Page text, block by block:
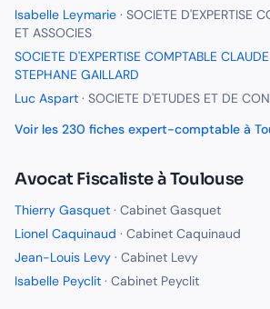
Isabelle Leymarie · SOCIETE D'EXPERTISE
ET ASSOCIES
SOCIETE D'EXPERTISE COMPTABLE
STEPHANE GAILLARD
Luc Aspart · SOCIETE D'ETUDES ET DE
Voir les 230 fiches expert-comptable à
Avocat FiscalisteàToulouse
Thierry Gasquet · Cabinet Gasquet
Lionel Caquinaud · Cabinet Caquinaud
Jean-Louis Levy · Cabinet Levy
Isabelle Peyclit · Cabinet Peyclit